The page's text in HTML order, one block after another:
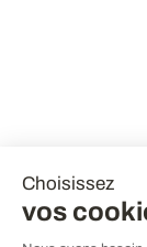
Choisissez
vos